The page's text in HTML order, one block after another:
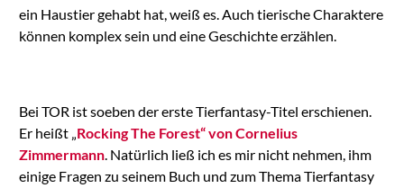
ein Haustier gehabt hat, weiß es. Auch tierische Charaktere
können komplex sein und eine Geschichte erzählen.
Bei TOR ist soeben der erste Tierfantasy-Titel erschienen.
Er heißt „Rocking The Forest“ von Cornelius
Zimmermann. Natürlich ließ ich es mir nicht nehmen, ihm
einige Fragen zu seinem Buch und zum Thema Tierfantasy